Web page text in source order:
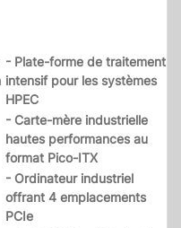
- Plate-forme de traitement
intensif pour les systèmes
HPEC
- Carte-mère industrielle
hautes performances au
format Pico-ITX
- Ordinateur industriel
offrant 4 emplacements
PCIe